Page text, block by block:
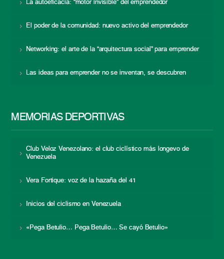
La autoeficacia: “motor invisible” del emprendedor
El poder de la comunidad: nuevo activo del emprendedor
Networking: el arte de la “arquitectura social” para emprender
Las ideas para emprender no se inventan, se descubren
MEMORIAS DEPORTIVAS
Club Veloz Venezolano: el club ciclístico más longevo de
Venezuela
Vera Fortique: voz de la hazaña del 41
Inicios del ciclismo en Venezuela
«Pega Betulio… Pega Betulio… Se cayó Betulio»